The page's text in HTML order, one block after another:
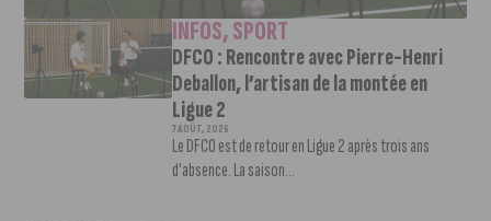
INFOS,SPORT
DFCO : Rencontre avec Pierre-Henri
Deballon, l’artisan de la montée en
Ligue 2
7 AOÛT, 2026
Le DFCO est de retour en Ligue 2 après trois ans
d’absence. La saison...